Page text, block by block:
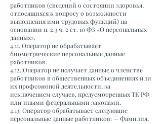
работников (сведений о состоянии здоровья,
относящихся к вопросу о возможности
выполнения ими трудовых функций) на
основании п. 2.3 ч. 2 ст. 10 ФЗ «О персональных
данных».
4.11. Оператор не обрабатывает
биометрические персональные данные
работников.
4.12. Оператор не получает данные о членстве
работников в общественных объединениях или
их профсоюзной деятельности, за
исключением случаев, предусмотренных ТК РФ
или иными федеральными законами.
4.13. Оператор обрабатывает следующие
персональные данные работников: — Фамилия,